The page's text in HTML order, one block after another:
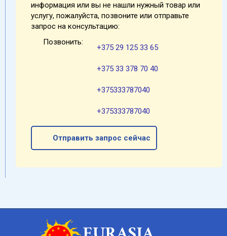
информация или вы не нашли нужный товар или
услугу, пожалуйста, позвоните или отправьте
запрос на консультацию:
Позвонить:
+375 29 125 33 65
+375 33 378 70 40
+375333787040
+375333787040
Отправить запрос сейчас